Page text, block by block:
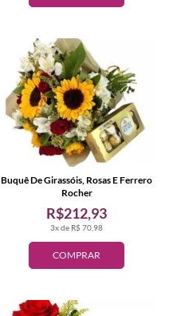
COMPRAR
3x de R$ 70,98
R$212,93
Buquê De Girassóis, Rosas E Ferrero
Rocher